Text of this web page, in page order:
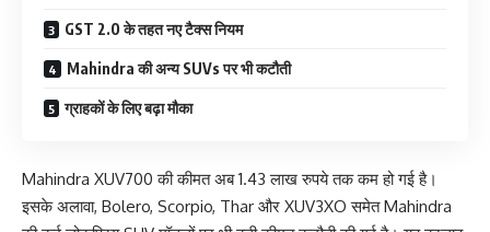
GST 2.0 के तहत नए टैक्स नियम
Mahindra की अन्य SUVs पर भी कटौती
ग्राहकों के लिए बढ़ा मौका
Mahindra XUV700 की कीमत अब 1.43 लाख रुपये तक कम हो गई है।
इसके अलावा, Bolero, Scorpio, Thar और XUV3XO समेत Mahindra